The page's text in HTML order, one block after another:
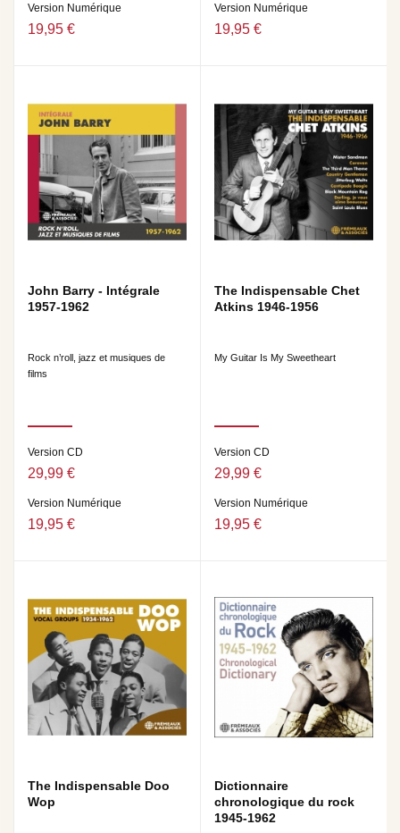
Version Numérique
19,95 €
Version Numérique
19,95 €
John Barry - Intégrale
1957-1962
Rock n’roll, jazz et musiques de
films
Version CD
29,99 €
Version Numérique
19,95 €
The Indispensable Chet
Atkins 1946-1956
My Guitar Is My Sweetheart
Version CD
29,99 €
Version Numérique
19,95 €
The Indispensable Doo
Wop
Dictionnaire
chronologique du rock
1945-1962